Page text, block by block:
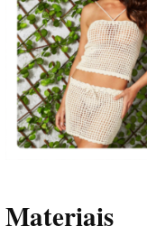
Materiais